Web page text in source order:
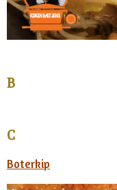
B
C
Boterkip